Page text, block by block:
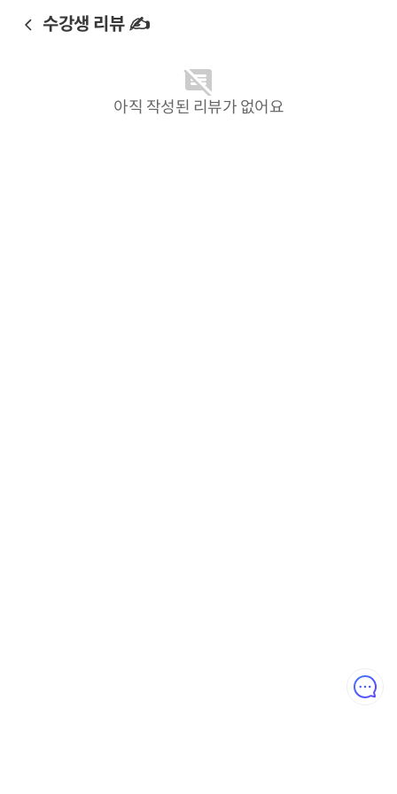
수강생 리뷰 ✍️
아직 작성된 리뷰가 없어요